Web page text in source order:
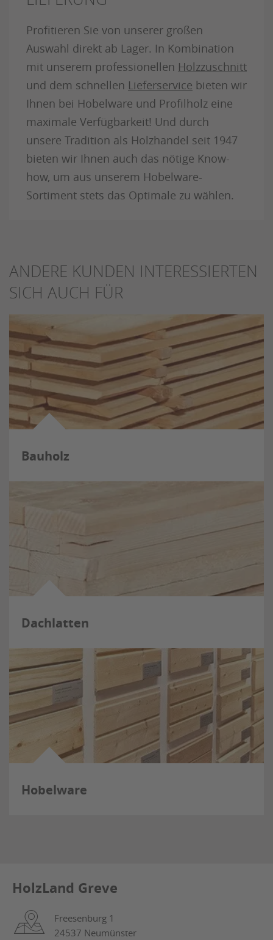
Profitieren Sie von unserer großen
Auswahl direkt ab Lager. In Kombination
mit unserem professionellen Holzzuschnitt
und dem schnellen Lieferservice bieten wir
Ihnen bei Hobelware und Profilholz eine
maximale Verfügbarkeit! Und durch
unsere Tradition als Holzhandel seit 1947
bieten wir Ihnen auch das nötige Know-
how, um aus unserem Hobelware-
Sortiment stets das Optimale zu wählen.
ANDERE KUNDEN INTERESSIERTEN
SICH AUCH FÜR
Bauholz
Dachlatten
Hobelware
HolzLand Greve
Freesenburg 1
24537 Neumünster